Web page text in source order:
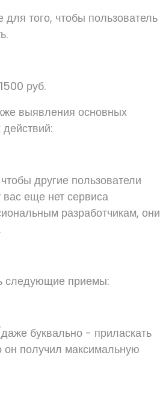
того, чтобы пользователь
руб.
выявления основных
другие пользователи
еще нет сервиса
разработчикам, они
следующие приемы:
буквально - приласкать
он получил максимальную